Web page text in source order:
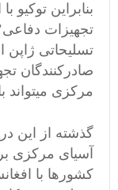
بنابراین توکیو
تجهیزات
تسلیحاتی
صادرکنندگان
مرکزی میتواند
گذشته از این
آسیای مرکزی
کشورها با